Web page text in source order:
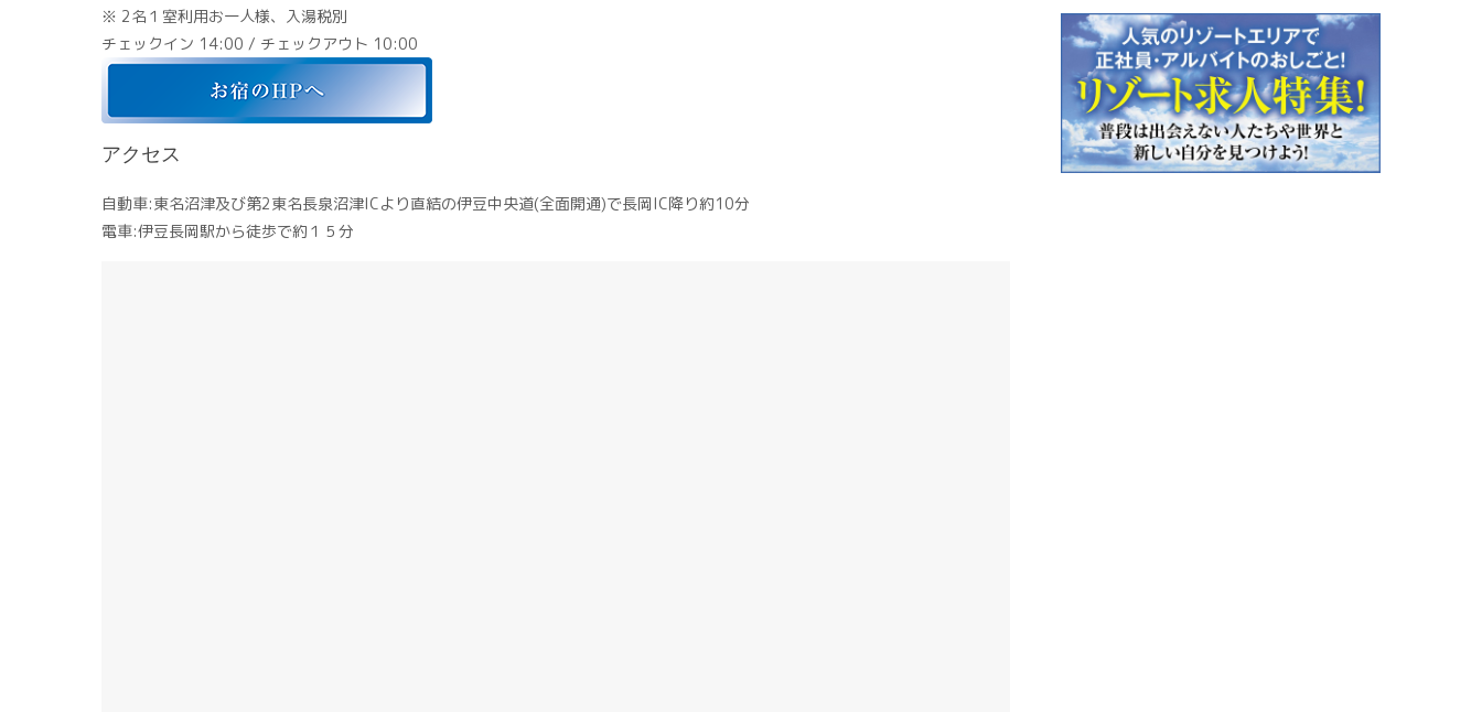
※ 2名１室利用お一人様、入湯税別
チェックイン 14:00 / チェックアウト 10:00
アクセス
自動車:東名沼津及び第2東名長泉沼津ICより直結の伊豆中央道(全面開通)で長岡IC降り約10分
電車:伊豆長岡駅から徒歩で約１５分